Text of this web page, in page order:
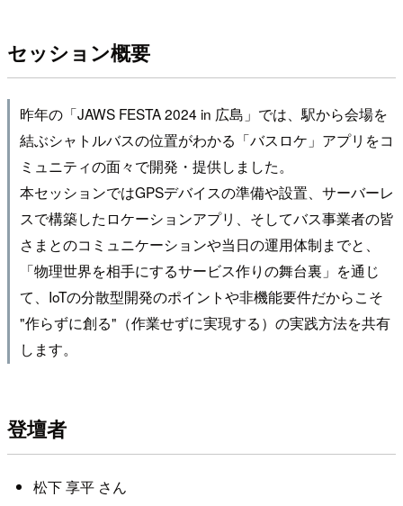
セッション概要
昨年の「JAWS FESTA 2024 in 広島」では、駅から会場を
結ぶシャトルバスの位置がわかる「バスロケ」アプリをコ
ミュニティの面々で開発・提供しました。
本セッションではGPSデバイスの準備や設置、サーバーレ
スで構築したロケーションアプリ、そしてバス事業者の皆
さまとのコミュニケーションや当日の運用体制までと、
「物理世界を相手にするサービス作りの舞台裏」を通じ
て、IoTの分散型開発のポイントや非機能要件だからこそ
"作らずに創る"（作業せずに実現する）の実践方法を共有
します。
登壇者
松下 享平 さん